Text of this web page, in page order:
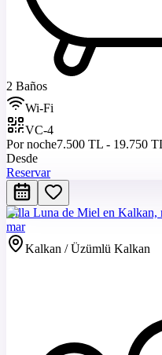
2 Baños
Wi-Fi
VC-4
Por noche7.500 TL - 19.750
Desde
Reservar
Villa Luna de Miel en Kalkan,
mar
Kalkan / Üzümlü Kalkan